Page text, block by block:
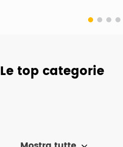
Le top categorie